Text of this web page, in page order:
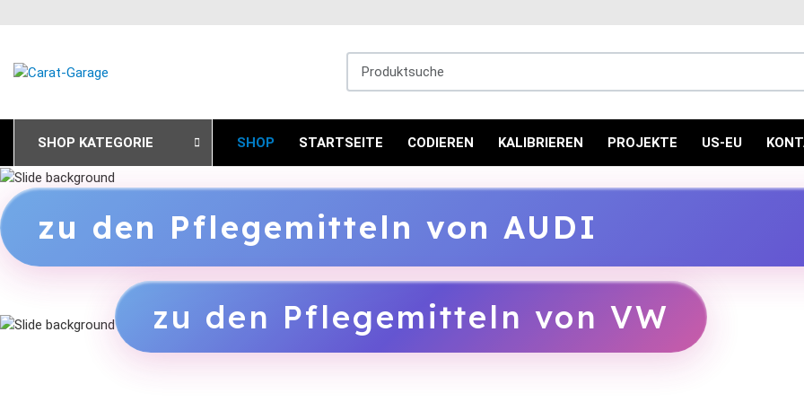
SHOP KATEGORIE SHOP STARTSEITE CODIEREN KALIBRIEREN PROJEKTE US-EU
zu den Pflegemitteln von AUDI
zu den Pflegemitteln von VW